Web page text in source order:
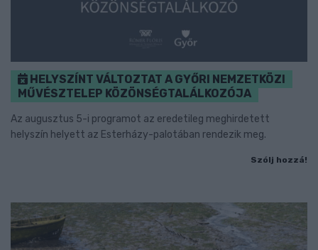
HELYSZÍNT VÁLTOZTAT A GYŐRI NEMZETKÖZI
MŰVÉSZTELEP KÖZÖNSÉGTALÁLKOZÓJA
Az augusztus 5-i programot az eredetileg meghirdetett
helyszín helyett az Esterházy-palotában rendezik meg.
Szólj hozzá!